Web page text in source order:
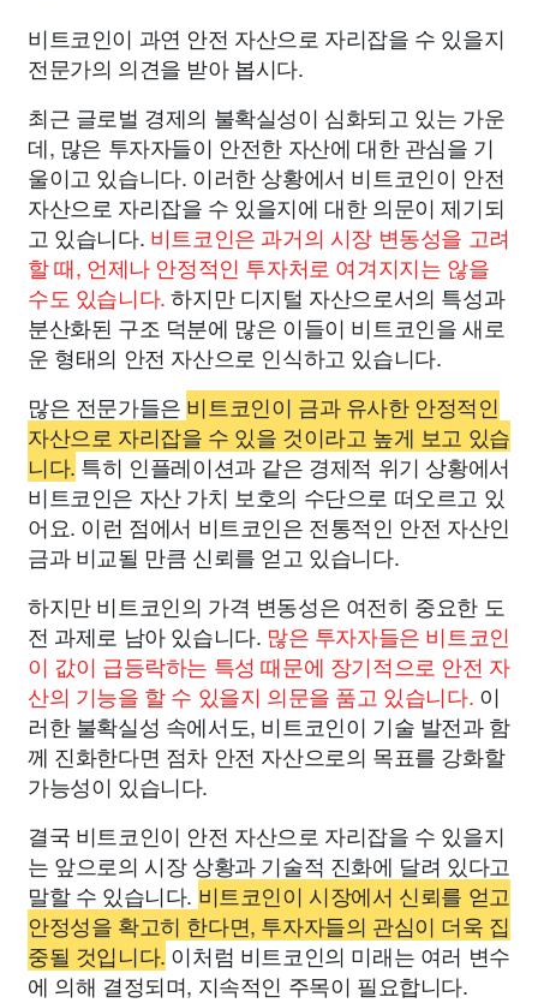
비트코인이 과연 안전 자산으로 자리잡을 수 있을지
전문가의 의견을 받아 봅시다.
최근 글로벌 경제의 불확실성이 심화되고 있는 가운
데, 많은 투자자들이 안전한 자산에 대한 관심을 기
울이고 있습니다. 이러한 상황에서 비트코인이 안전
자산으로 자리잡을 수 있을지에 대한 의문이 제기되
고 있습니다. 비트코인은 과거의 시장 변동성을 고려
할 때, 언제나 안정적인 투자처로 여겨지지는 않을
수도 있습니다.하지만 디지털 자산으로서의 특성과
분산화된 구조 덕분에 많은 이들이 비트코인을 새로
운 형태의 안전 자산으로 인식하고 있습니다.
많은 전문가들은 비트코인이 금과 유사한 안정적인
자산으로 자리잡을 수 있을 것이라고 높게 보고 있습
니다. 특히 인플레이션과 같은 경제적 위기 상황에서
비트코인은 자산 가치 보호의 수단으로 떠오르고 있
어요. 이런 점에서 비트코인은 전통적인 안전 자산인
금과 비교될 만큼 신뢰를 얻고 있습니다.
하지만 비트코인의 가격 변동성은 여전히 중요한 도
전 과제로 남아 있습니다. 많은 투자자들은 비트코인
이 값이 급등락하는 특성 때문에 장기적으로 안전 자
산의 기능을 할 수 있을지 의문을 품고 있습니다. 이
러한 불확실성 속에서도, 비트코인이 기술 발전과 함
께 진화한다면 점차 안전 자산으로의 목표를 강화할
가능성이 있습니다.
결국 비트코인이 안전 자산으로 자리잡을 수 있을지
는 앞으로의 시장 상황과 기술적 진화에 달려 있다고
말할 수 있습니다. 비트코인이 시장에서 신뢰를 얻고
안정성을 확고히 한다면, 투자자들의 관심이 더욱 집
중될 것입니다. 이처럼 비트코인의 미래는 여러 변수
에 의해 결정되며, 지속적인 주목이 필요합니다.